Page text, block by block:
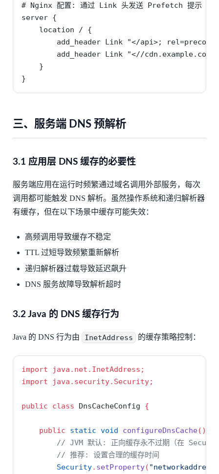
# Nginx 配置: 通过 Link 头发送 Prefetch 提示
server {
    location / {
add_header Link "</api>;
add_header Link "<//
    }
}
三、服务端 DNS 预解析
3.1 应用层 DNS 缓存的必要性
服务端应用在运行时频繁通过域名调用外部服务，每次
调用都可能触发 DNS 解析。虽然操作系统和递归解析器
有缓存，但在以下场景中缓存可能失效：
高频调用导致缓存不稳定
TTL 过短导致频繁重新解析
递归解析器过载导致延迟飙升
DNS 服务故障导致解析超时
3.2 Java 的 DNS 缓存行为
Java 的 DNS 行为由 InetAddress 的缓存策略控制：
import java . net . InetAddress ;
import
java . security. Security;
public class DnsCacheConfig {
public static void configureDnsCache()
// JVM 默认: 正向缓存永不过期（在
// 推荐: 设置合理的缓存时间
Security. setProperty(